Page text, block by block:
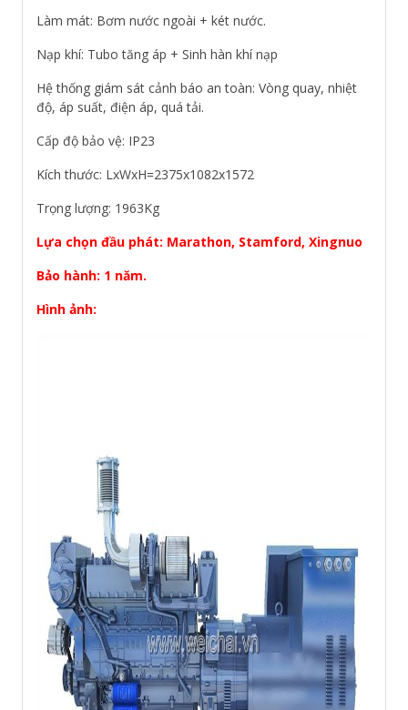
Làm mát: Bơm nước ngoài + két nước.
Nạp khí: Tubo tăng áp + Sinh hàn khí nạp
Hệ thống giám sát cảnh báo an toàn: Vòng quay, nhiệt
độ, áp suất, điện áp, quá tải.
Cấp độ bảo vệ: IP23
Kích thước: LxWxH=2375x1082x1572
Trọng lượng: 1963Kg
Lựa chọn đầu phát: Marathon, Stamford, Xingnuo
Bảo hành: 1 năm.
Hình ảnh: